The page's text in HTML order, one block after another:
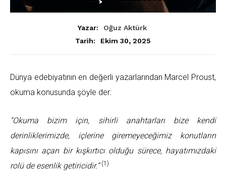
Yazar:
Oğuz Aktürk
Tarih:
Ekim 30, 2025
Dünya edebiyatının en değerli yazarlarından Marcel Proust,
okuma konusunda şöyle der:
“Okuma bizim için, sihirli anahtarları bize kendi
derinliklerimizde, içlerine giremeyeceğimiz konutların
kapısını açan bir kışkırtıcı olduğu sürece, hayatımızdaki
rolü de esenlik getiricidir.” (1)